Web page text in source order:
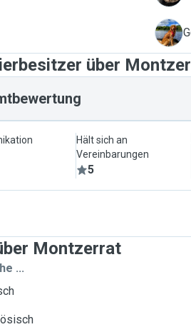
P
über
Hält sich an
Vereinbarungen
5
Montzerrat
...